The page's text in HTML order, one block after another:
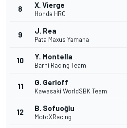
8 X. Vierge
Honda HRC
9 J. Rea
Pata Maxus Yamaha
10 Y. Montella
Barni Racing Team
11 G. Gerloff
Kawasaki WorldSBK Team
12 B. Sofuoğlu
MotoXRacing